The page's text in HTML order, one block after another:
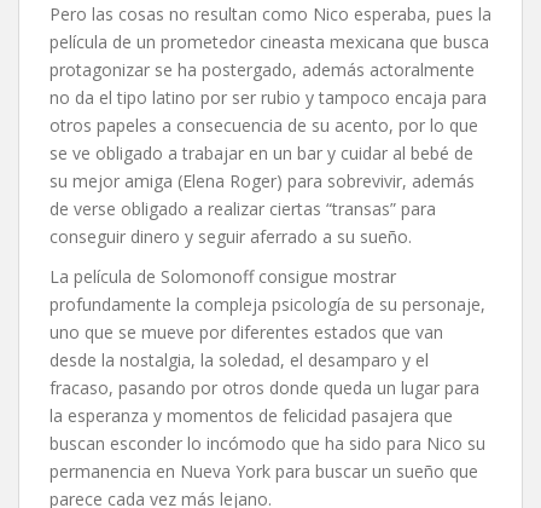
Pero las cosas no resultan como Nico esperaba, pues la
película de un prometedor cineasta mexicana que busca
protagonizar se ha postergado, además actoralmente
no da el tipo latino por ser rubio y tampoco encaja para
otros papeles a consecuencia de su acento, por lo que
se ve obligado a trabajar en un bar y cuidar al bebé de
su mejor amiga (Elena Roger) para sobrevivir, además
de verse obligado a realizar ciertas “transas” para
conseguir dinero y seguir aferrado a su sueño.
La película de Solomonoff consigue mostrar
profundamente la compleja psicología de su personaje,
uno que se mueve por diferentes estados que van
desde la nostalgia, la soledad, el desamparo y el
fracaso, pasando por otros donde queda un lugar para
la esperanza y momentos de felicidad pasajera que
buscan esconder lo incómodo que ha sido para Nico su
permanencia en Nueva York para buscar un sueño que
parece cada vez más lejano.